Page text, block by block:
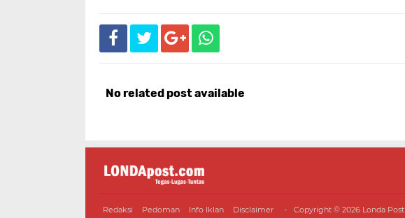
No related post available
Redaksi Pedoman Info Iklan Disclaimer Copyright © 2026 Londa Post